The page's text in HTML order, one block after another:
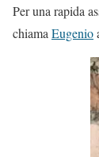
Per una rapida
chiamaEugenio